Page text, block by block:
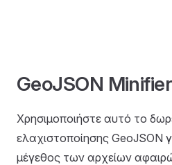
GeoJSON Minifier
Χρησιμοποιήστε αυτό το
ελαχιστοποίησης GeoJSON
μέγεθος των αρχείων